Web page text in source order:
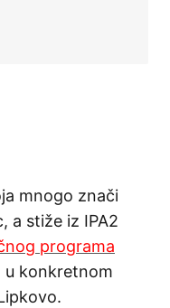
mnogo znači
a stiže iz IPA2
programa
u konkretnom